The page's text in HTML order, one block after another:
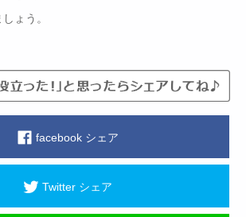
しょう。
facebook シェア
Twitter シェア